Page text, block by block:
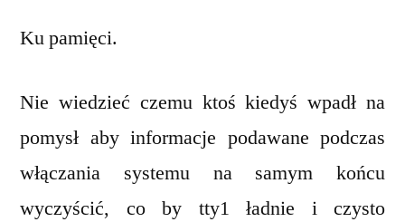
Ku pamięci.
Nie wiedzieć czemu ktoś kiedyś wpadł na
pomysł aby informacje podawane podczas
włączania systemu na samym końcu
wyczyścić, co by tty1 ładnie i czysto